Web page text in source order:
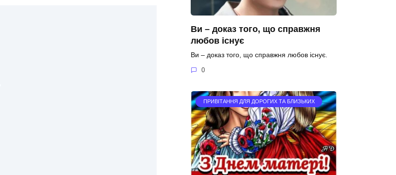
Ви – доказ того, що справжня
любов існує
Ви – доказ того, що справжня любов існує.
0
ПРИВІТАННЯ ДЛЯ ДОРОГИХ ТА БЛИЗЬКИХ